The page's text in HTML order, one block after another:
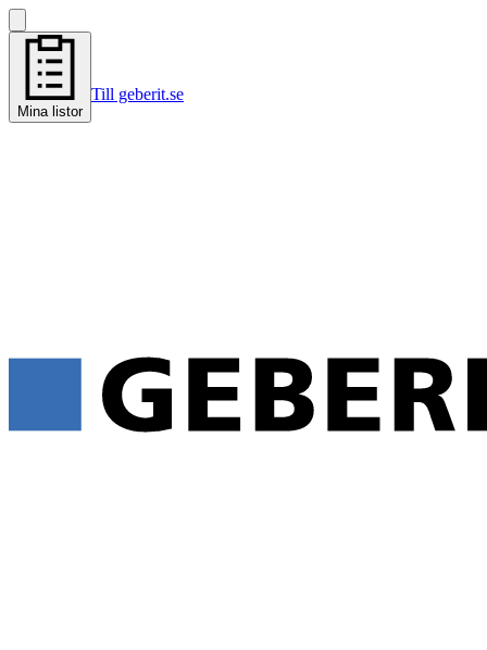
Mina listor
Till geberit.se